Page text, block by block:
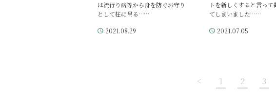
は流行り病等から身を防ぐお守り
として柱に吊る……
2021.08.29
トを新しくすると言って
てしまいました……
2021.07.05
< 1 2 3